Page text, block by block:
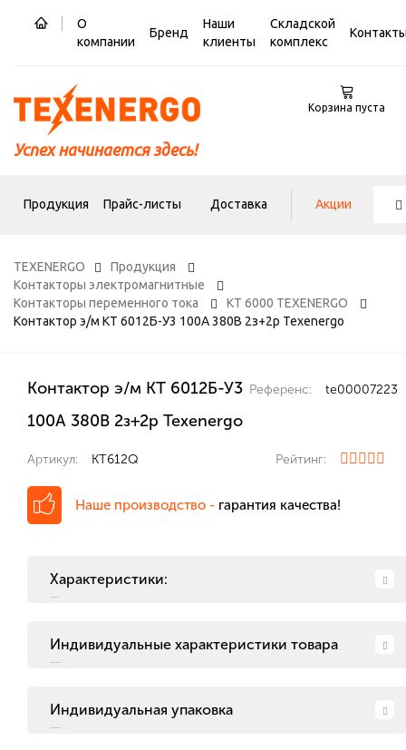
О
компании
Бренд
Наши
клиенты
Складской
комплекс
Успех начинается здесь!
Корзина пуста
Продукция Прайс-листы Доставка Акции
TEXENERGO
Продукция
Контакторы электромагнитные
Контакторы переменного тока
КТ 6000 TEXENERGO
Контактор э/м КТ 6012Б-У3 100А 380В 2з+2р Texenergo
Контактор э/м КТ 6012Б-У3
100А 380В 2з+2р Texenergo
Референс: te00007223
Артикул: KT612Q Рейтинг:
Наше производство - гарантия качества!
Характеристики:
Индивидуальные характеристики товара
Индивидуальная упаковка